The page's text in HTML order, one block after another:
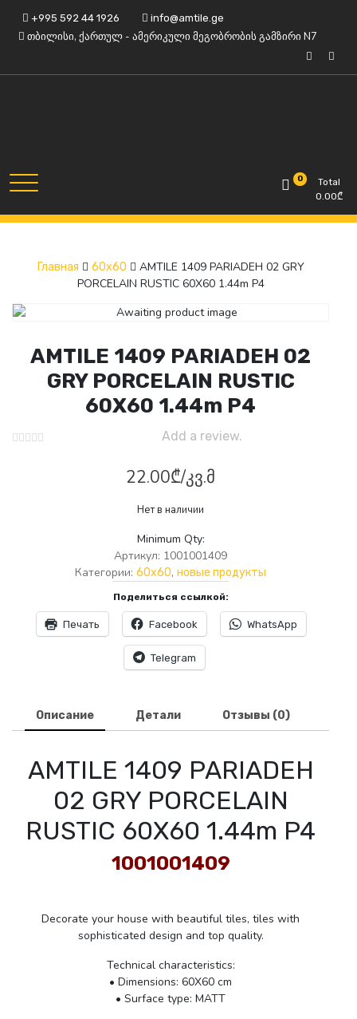
content
+995 592 44 1926 info@amtile.ge
თბილისი, ქართულ - ამერიკული მეგობრობის გამზირი N7
AMTile
Always High Quality 0
Total
0.00₾
Главная 60x60
AMTILE 1409 PARIADEH 02 GRY
PORCELAIN RUSTIC 60X60 1.44m P4
AMTILE 1409 PARIADEH 02
GRY PORCELAIN RUSTIC
60X60 1.44m P4
Add a review.
22.00₾/კვ.მ
Нет в наличии
Minimum Qty:
Артикул: 1001001409
Категории: 60x60, новые продукты
Поделиться ссылкой:
Печать Facebook WhatsApp
Telegram
Описание Детали Отзывы (0)
AMTILE 1409 PARIADEH
02 GRY PORCELAIN
RUSTIC 60X60 1.44m P4
1001001409
Decorate your house with beautiful tiles, tiles with
sophisticated design and top quality.
Technical characteristics:
• Dimensions: 60X60 cm
• Surface type: MATT